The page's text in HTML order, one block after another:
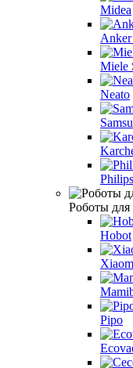
Midea
Miele
Neato
Philips
Роботы для
Hobot
Pipo